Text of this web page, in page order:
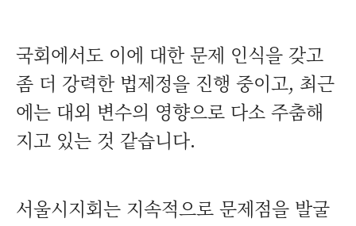
국회에서도 이에 대한 문제 인식을 갖고
좀 더 강력한 법제정을 진행 중이고, 최근
에는 대외 변수의 영향으로 다소 주춤해
지고 있는 것 같습니다.
서울시지회는 지속적으로 문제점을 발굴